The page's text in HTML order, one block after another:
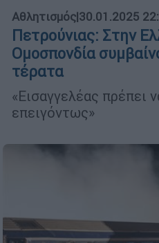
Αθλητισμός|30.01.2025
Πετρούνιας: Στην
Ομοσπονδία
τέρατα
«Εισαγγελέας πρέπει
επειγόντως»